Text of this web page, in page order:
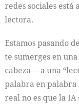
redes sociales
lectora.
Estamos pasando
te sumerges en
cabeza— a una
palabra en
real no es que la